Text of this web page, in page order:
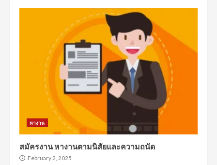
หางาน
สมัครงาน หางานตามนิสัยและความถนัด
February 2, 2025